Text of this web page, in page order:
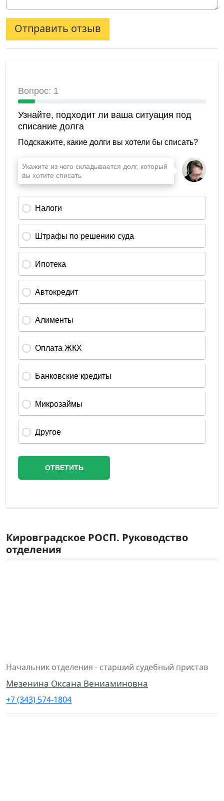
Отправить отзыв
Кировградское РОСП. Руководство
отделения
Начальник отделения - старший судебный пристав
Мезенина Оксана Вениаминовна
+7 (343) 574-1804